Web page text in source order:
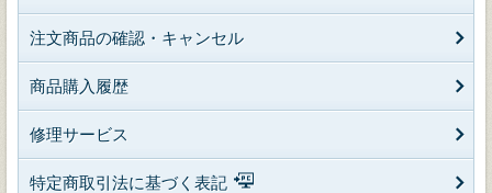
注文商品の確認・キャンセル
商品購入履歴
修理サービス
特定商取引法に基づく表記